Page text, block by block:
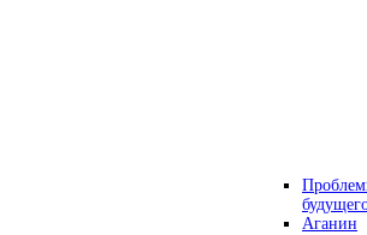
Аганин